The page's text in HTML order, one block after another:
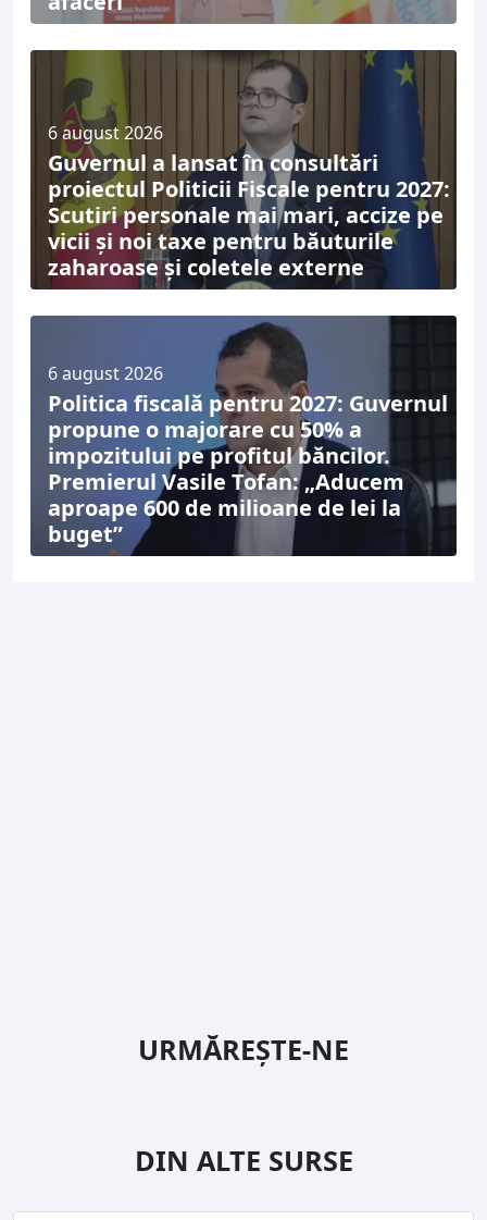
6 august 2026
Guvernul a lansat în consultări
proiectul Politicii Fiscale pentru 2027:
Scutiri personale mai mari, accize pe
vicii și noi taxe pentru băuturile
zaharoase și coletele externe
6 august 2026
Politica fiscală pentru 2027: Guvernul
propune o majorare cu 50% a
impozitului pe profitul băncilor.
Premierul Vasile Tofan: „Aducem
aproape 600 de milioane de lei la
buget”
URMĂREȘTE-NE
DIN ALTE SURSE